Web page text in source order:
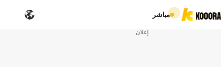
مباشر
إعلان